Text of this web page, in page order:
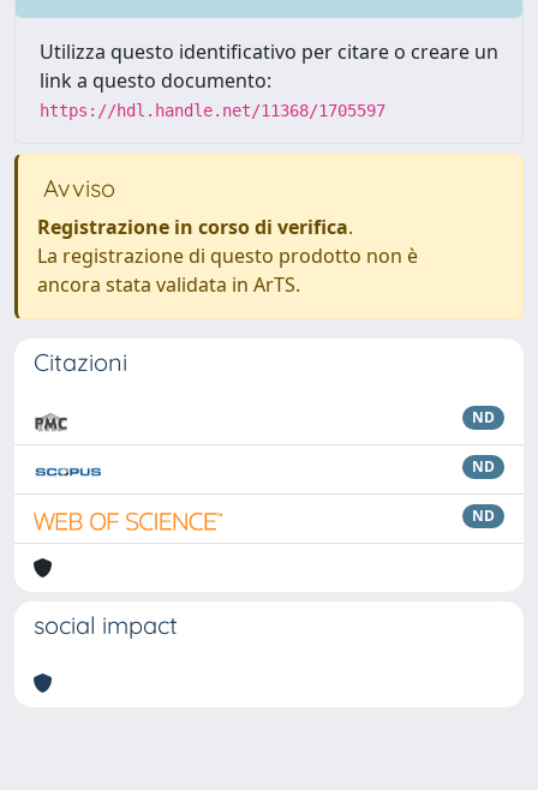
Utilizza questo identificativo per citare o creare un
link a questo documento:
https://hdl.handle.net/11368/1705597
Avviso
Registrazione in corso di verifica.
La registrazione di questo prodotto non è
ancora stata validata in ArTS.
Citazioni
ND
ND
ND
social impact